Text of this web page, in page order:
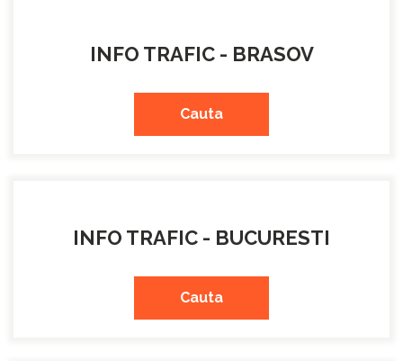
INFO TRAFIC - BRASOV
Cauta
INFO TRAFIC - BUCURESTI
Cauta